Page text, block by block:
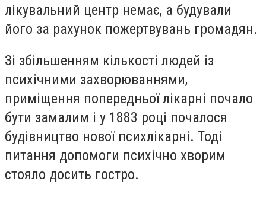
лікувальний центр немає, а будували
його за рахунок пожертвувань громадян.
Зі збільшенням кількості людей із
психічними захворюваннями,
приміщення попередньої лікарні почало
бути замалим і у 1883 році почалося
будівництво нової психлікарні. Тоді
питання допомоги психічно хворим
стояло досить гостро.